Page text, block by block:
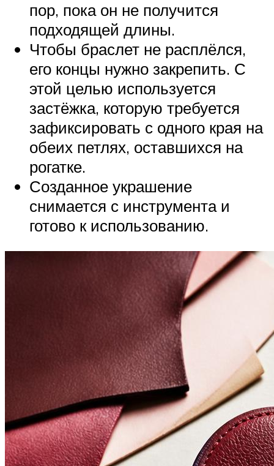
пор, пока он не получится
подходящей длины.
Чтобы браслет не расплёлся,
его концы нужно закрепить. С
этой целью используется
застёжка, которую требуется
зафиксировать с одного края на
обеих петлях, оставшихся на
рогатке.
Созданное украшение
снимается с инструмента и
готово к использованию.